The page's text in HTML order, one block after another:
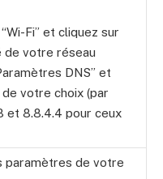
Fi” et cliquez sur
de votre réseau
DNS” et
votre choix (par
et 8.8.4.4 pour ceux
paramètres de votre